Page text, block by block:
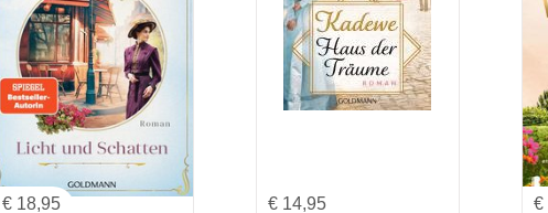
€18,95 €14,95 €